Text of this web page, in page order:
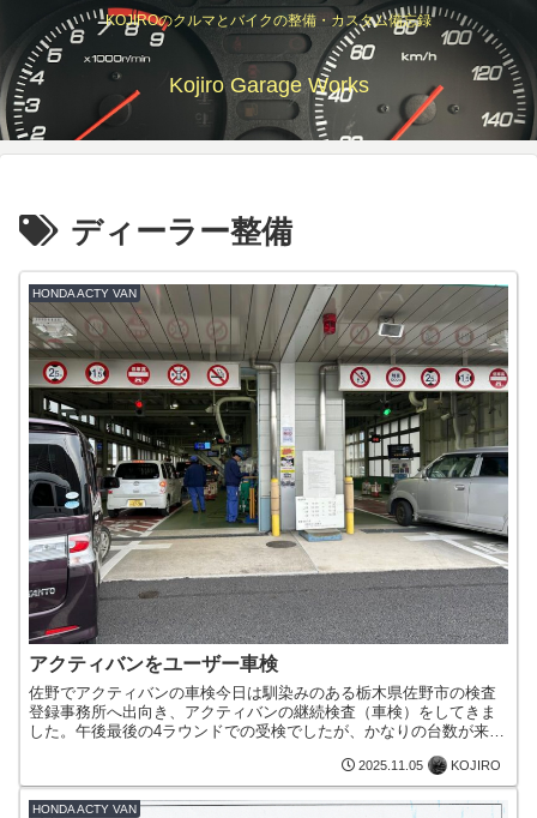
KOJIROのクルマとバイクの整備・カスタム備忘録
Kojiro Garage Works
ディーラー整備
HONDA ACTY VAN
アクティバンをユーザー車検
佐野でアクティバンの車検今日は馴染みのある栃木県佐野市の検査
登録事務所へ出向き、アクティバンの継続検査（車検）をしてきま
した。午後最後の4ラウンドでの受検でしたが、かなりの台数が来所
2025.11.05 KOJIRO
HONDA ACTY VAN